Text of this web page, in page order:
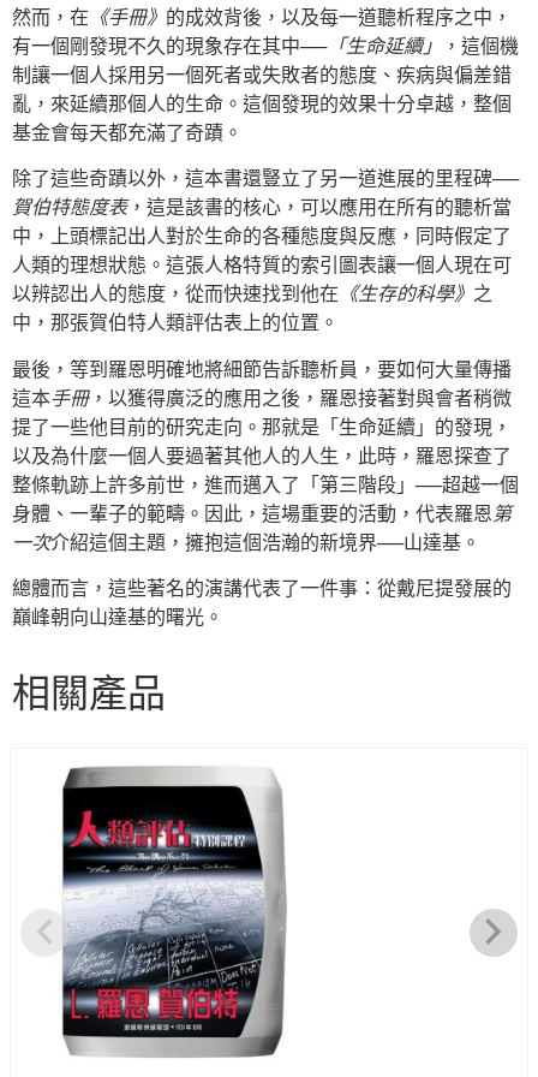
然而，在 《手冊》 的成效背後，以及每一道聽析程序之中，
有一個剛發現不久的現象存在其中──「生命延續」
，這個機
制讓一個人採用另一個死者或失敗者的態度、疾病與偏差錯
亂，來延續那個人的生命。這個發現的效果十分卓越，整個
基金會每天都充滿了奇蹟。
除了這些奇蹟以外，這本書還豎立了另一道進展的里程碑──
賀伯特態度表，這是該書的核心，可以應用在所有的聽析當
中，上頭標記出人對於生命的各種態度與反應，同時假定了
人類的理想狀態。這張人格特質的索引圖表讓一個人現在可
以辨認出人的態度，從而快速找到他在 《生存的科學》 之
中，那張賀伯特人類評估表上的位置。
最後，等到羅恩明確地將細節告訴聽析員，要如何大量傳播
這本手冊，以獲得廣泛的應用之後，羅恩接著對與會者稍微
提了一些他目前的研究走向。那就是「生命延續」的發現，
以及為什麼一個人要過著其他人的人生，此時，羅恩探查了
整條軌跡上許多前世，進而邁入了「第三階段」──超越一個
身體、一輩子的範疇。因此，這場重要的活動，代表羅恩 第
一次介紹這個主題，擁抱這個浩瀚的新境界──山達基。
總體而言，這些著名的演講代表了一件事：從戴尼提發展的
巔峰朝向山達基的曙光。
相關產品